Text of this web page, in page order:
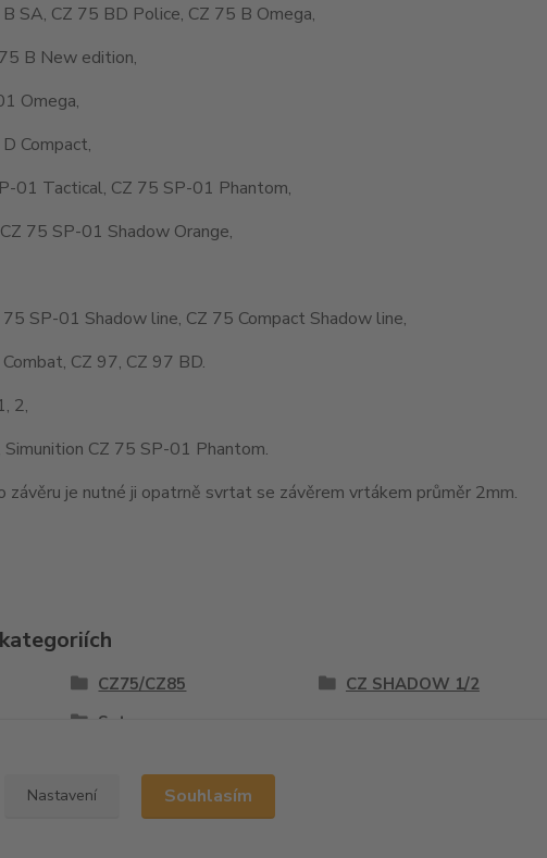
SA, CZ 75 BD Police, CZ 75 B Omega,
B New edition,
Omega,
Compact,
01 Tactical, CZ 75 SP-01 Phantom,
75 SP-01 Shadow Orange,
SP-01 Shadow line, CZ 75 Compact Shadow line,
CZ 97, CZ 97 BD.
2,
CZ 75 SP-01 Phantom.
závěru je nutné ji opatrně svrtat se závěrem vrtákem průměr 2mm.
CZ75/CZ85 CZ SHADOW 1/2
Sety
Nastavení Souhlasím